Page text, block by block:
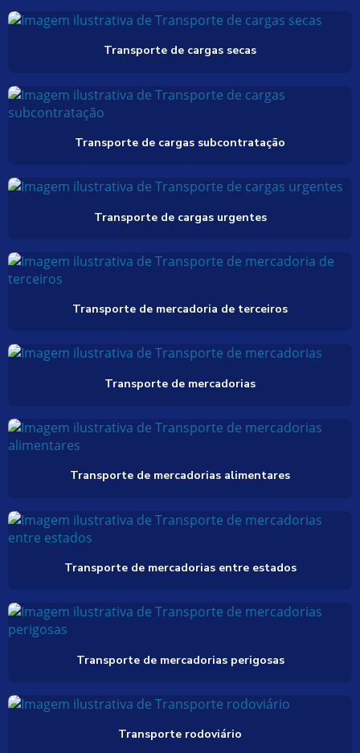
Transporte de cargas secas
Transporte de cargas subcontratação
Transporte de cargas urgentes
Transporte de mercadoria de terceiros
Transporte de mercadorias
Transporte de mercadorias alimentares
Transporte de mercadorias entre estados
Transporte de mercadorias perigosas
Transporte rodoviário